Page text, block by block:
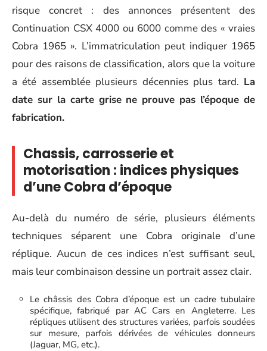
risque concret : des annonces présentent des
Continuation CSX 4000 ou 6000 comme des « vraies
Cobra 1965 ». L’immatriculation peut indiquer 1965
pour des raisons de classification, alors que la voiture
a été assemblée plusieurs décennies plus tard. La
date sur la carte grise ne prouve pas l’époque de
fabrication.
Chassis, carrosserie et
motorisation : indices physiques
d’une Cobra d’époque
Au-delà du numéro de série, plusieurs éléments
techniques séparent une Cobra originale d’une
réplique. Aucun de ces indices n’est suffisant seul,
mais leur combinaison dessine un portrait assez clair.
Le châssis des Cobra d’époque est un cadre tubulaire
spécifique, fabriqué par AC Cars en Angleterre. Les
répliques utilisent des structures variées, parfois soudées
sur mesure, parfois dérivées de véhicules donneurs
(Jaguar, MG, etc.).